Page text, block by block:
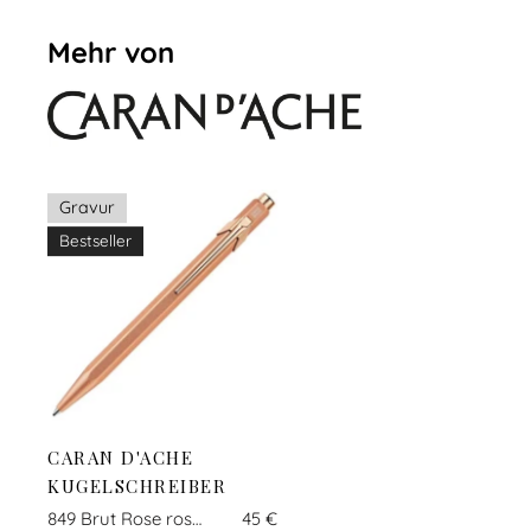
Mehr von
Gravur
Bestseller
CARAN D'ACHE
KUGELSCHREIBER
849 Brut Rose roségold 45 €